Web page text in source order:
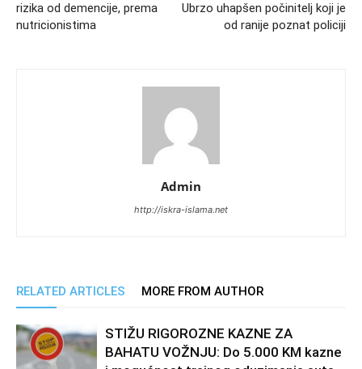
rizika od demencije, prema
nutricionistima
Ubrzo uhapšen počinitelj koji je
od ranije poznat policiji
Admin
http://iskra-islama.net
RELATED ARTICLES MORE FROM AUTHOR
STIŽU RIGOROZNE KAZNE ZA
BAHATU VOŽNJU: Do 5.000 KM kazne